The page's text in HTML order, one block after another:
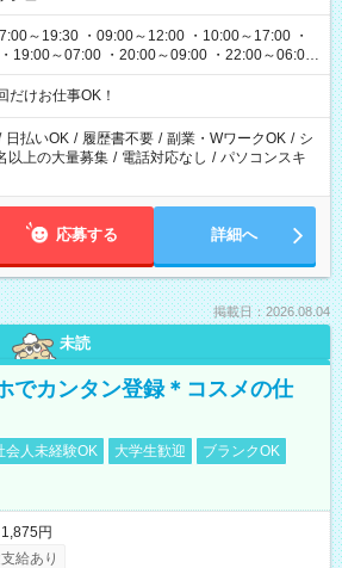
～19:30 ・09:00～12:00 ・10:00～17:00 ・
19:00～07:00 ・20:00～09:00 ・22:00～06:00
トはだけお仕事OK！
日払いOK / 履歴書不要 / 副業・WワークOK / シ
以上の大量募集 / 電話対応なし / パソコンスキ
応募する 詳細へ
掲載日：2026.08.04
未読
でカンタン登録＊コスメの仕
会人未経験OK 大学生歓迎
ブランクOK
円
給あり